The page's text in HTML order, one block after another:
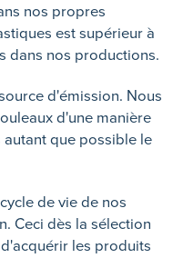
nos propres
est supérieur à
dans nos productions.
d'émission. Nous
d'une manière
que possible le
de vie de nos
Ceci dès la sélection
les produits